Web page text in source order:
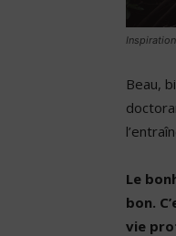
Beau,
Le
bon.
vie